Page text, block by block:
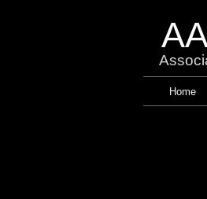
Home